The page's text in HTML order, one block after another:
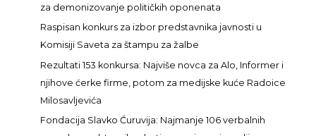
za demonizovanje političkih oponenata
Raspisan konkurs za izbor predstavnika javnosti u
Komisiji Saveta za štampu za žalbe
Rezultati 153 konkursa: Najviše novca za Alo, Informer i
njihove ćerke firme, potom za medijske kuće Radoice
Milosavljevića
Fondacija Slavko Ćuruvija: Najmanje 106 verbalnih